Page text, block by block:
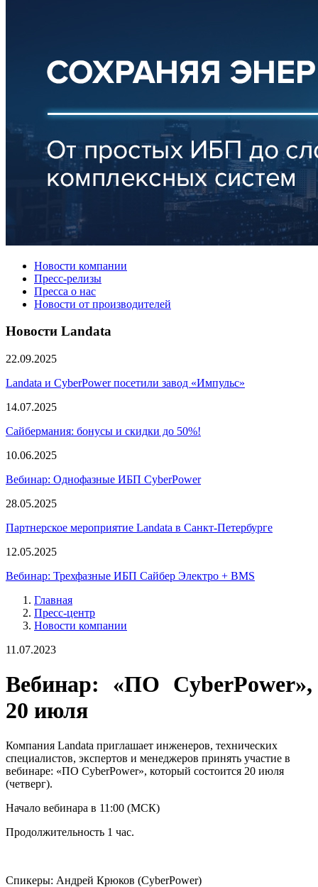
Новости компании
Пресс-релизы
Пресса о нас
Новости от производителей
Новости Landata
22.09.2025
Landata и CyberPower посетили завод «Импульс»
14.07.2025
Сайбермания: бонусы и скидки до 50%!
10.06.2025
Вебинар: Однофазные ИБП CyberPower
28.05.2025
Партнерское мероприятие Landata в Санкт-Петербурге
12.05.2025
Вебинар: Трехфазные ИБП Сайбер Электро + BMS
Главная
Пресс-центр
Новости компании
11.07.2023
Вебинар: «ПО CyberPower»,
20 июля
Компания Landata приглашает инженеров, технических
специалистов, экспертов и менеджеров принять участие в
вебинаре: «ПО CyberPower», который состоится 20 июля
(четверг).
Начало вебинара в 11:00 (МСК)
Продолжительность 1 час.
Спикеры: Андрей Крюков (CyberPower)